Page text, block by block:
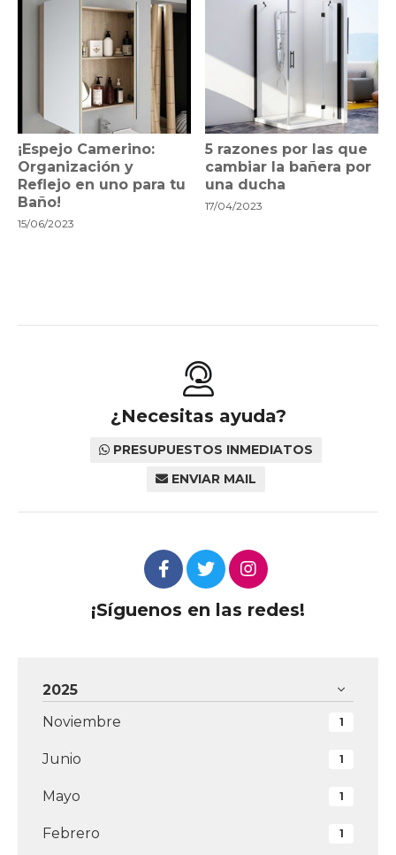
¡Espejo Camerino:
Organización y
Reflejo en uno para tu
Baño!
15/06/2023
5 razones por las que
cambiar la bañera por
una ducha
17/04/2023
¿Necesitas ayuda?
PRESUPUESTOS INMEDIATOS
ENVIAR MAIL
¡Síguenos en las redes!
2025
Noviembre
1
Junio 1
Mayo 1
Febrero 1